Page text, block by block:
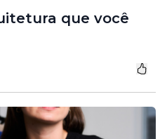
que você